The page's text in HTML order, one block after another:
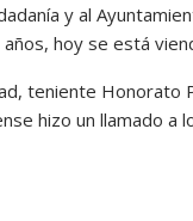
y al
hoy se está
teniente Honorato
hizo un llamado a